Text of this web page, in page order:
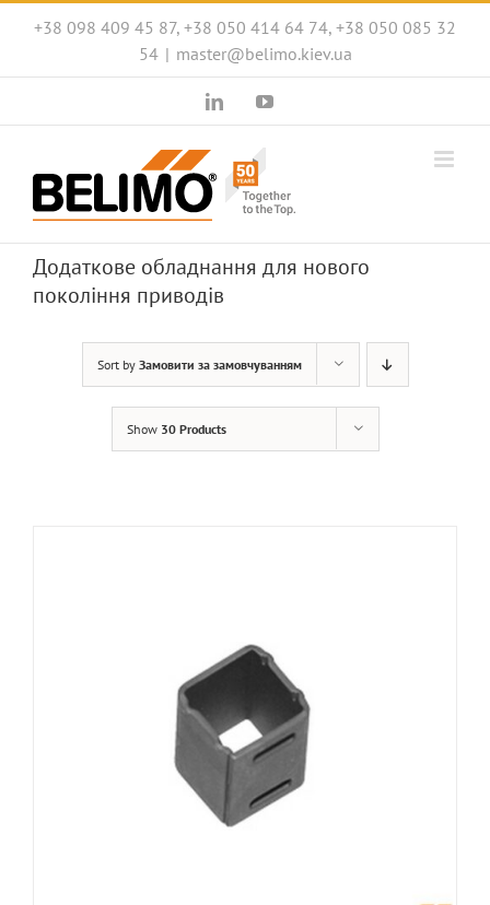
+38 098 409 45 87, +38 050 414 64 74, +38 050 085 32
54 | master@belimo.kiev.ua
LinkedInYouTube
Додаткове обладнання для нового
покоління приводів
Sort by Замовити за замовчуванням
Show 30 Products